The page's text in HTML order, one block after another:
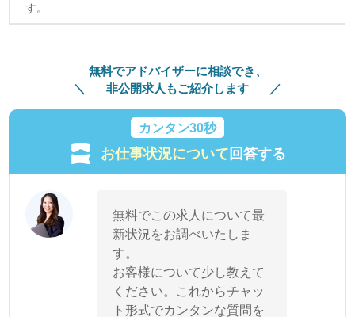
す。
無料でアドバイザーに相談でき、
非公開求人もご紹介します
カンタン30秒
お仕事状況について回答する
無料でこの求人について最
新状況をお調べいたしま
す。
お客様について少し教えて
ください。これからチャッ
ト形式でカンタンな質問を